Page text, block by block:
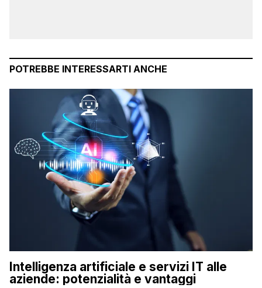
POTREBBE INTERESSARTI ANCHE
Intelligenza artificiale e servizi IT alle
aziende: potenzialità e vantaggi